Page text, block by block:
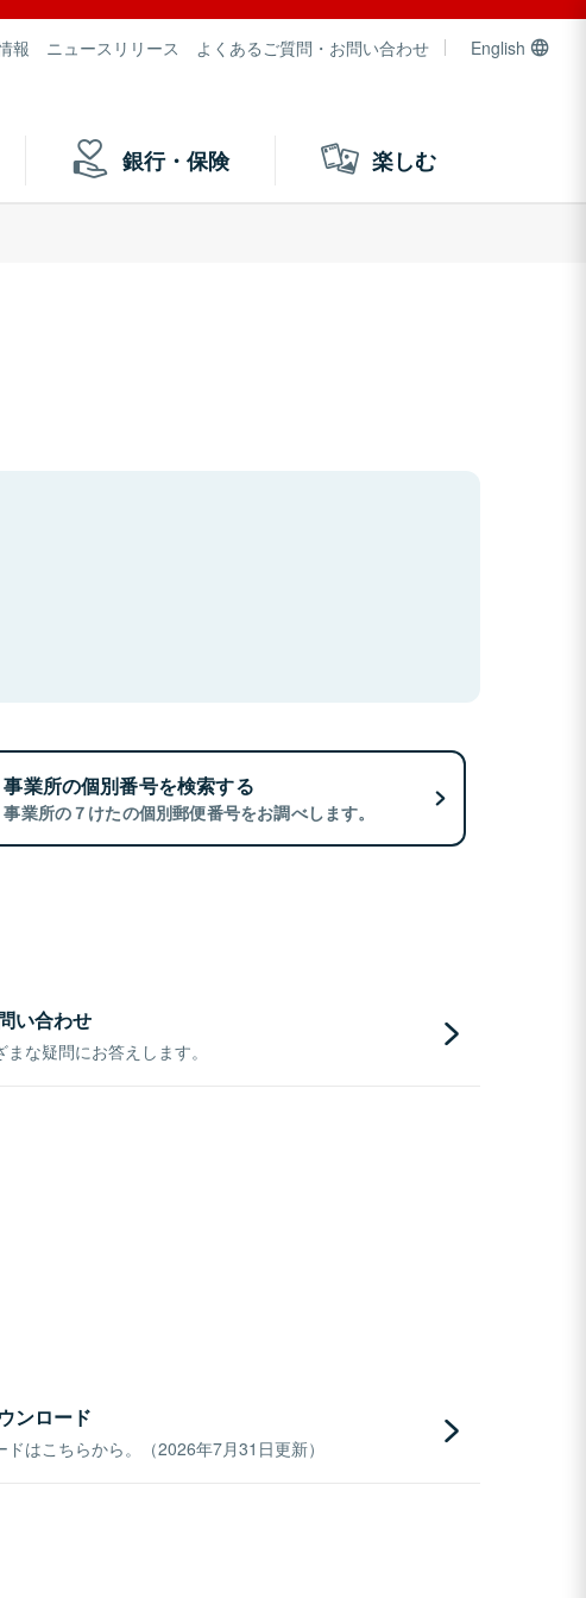
報 ニュースリリース よくあるご質問・お問い合わせ English
銀行・保険 楽しむ
事業所の個別番号を検索する
事業所の７けたの個別郵便番号をお調べします。
い合わせ
な疑問にお答えします。
ンロード
はこちらから。（2026年7月31日更新）